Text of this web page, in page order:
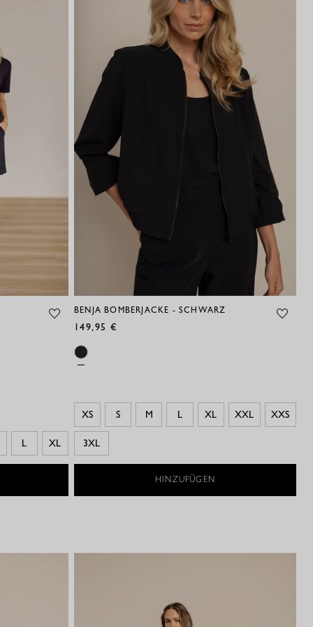
L XL
BENJA BOMBERJACKE - SCHWARZ
149,95 €
XS S M L XL XXL XXS
3XL
HINZUFÜGEN